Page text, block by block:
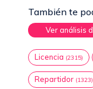
También te
Ver análisis
Licencia (2315)
Repartidor (1323)